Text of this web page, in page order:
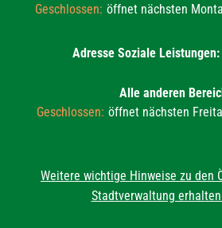
Klicken, um weitere Öffnungs- oder
Geschlossen: öffnet nächsten
Adresse Soziale Leistungen:
Alle anderen
Klicken, um weitere Öffnungs-
Geschlossen: öffnet nächsten
Weitere wichtige Hinweise zu den
Stadtverwaltung